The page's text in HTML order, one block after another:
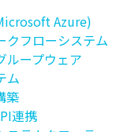
Azure)
クフローシステム
ループウェア
ム
築
連携